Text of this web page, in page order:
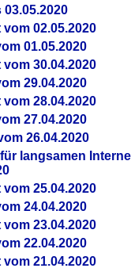
02.05.2020
01.05.2020
30.04.2020
29.04.2020
28.04.2020
27.04.2020
26.04.2020
langsamen
25.04.2020
24.04.2020
23.04.2020
22.04.2020
21.04.2020